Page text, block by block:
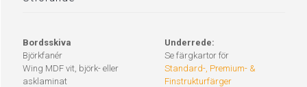
Bordsskiva
Björkfanér
Wing MDF vit, björk- eller
asklaminat
Underrede:
Se färgkartor för
Standard-, Premium- &
Finstrukturfärger